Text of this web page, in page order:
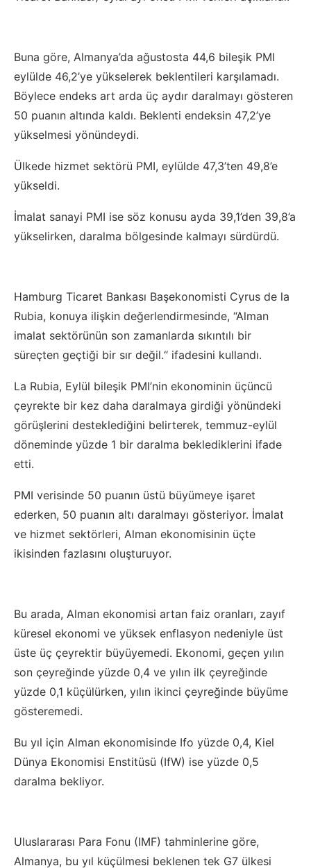
Buna göre, Almanya’da ağustosta 44,6 bileşik PMI
eylülde 46,2’ye yükselerek beklentileri karşılamadı.
Böylece endeks art arda üç aydır daralmayı gösteren
50 puanın altında kaldı. Beklenti endeksin 47,2’ye
yükselmesi yönündeydi.
Ülkede hizmet sektörü PMI, eylülde 47,3’ten 49,8’e
yükseldi.
İmalat sanayi PMI ise söz konusu ayda 39,1’den 39,8’a
yükselirken, daralma bölgesinde kalmayı sürdürdü.
Hamburg Ticaret Bankası Başekonomisti Cyrus de la
Rubia, konuya ilişkin değerlendirmesinde, “Alman
imalat sektörünün son zamanlarda sıkıntılı bir
süreçten geçtiği bir sır değil.“ ifadesini kullandı.
La Rubia, Eylül bileşik PMI’nin ekonominin üçüncü
çeyrekte bir kez daha daralmaya girdiği yönündeki
görüşlerini desteklediğini belirterek, temmuz-eylül
döneminde yüzde 1 bir daralma beklediklerini ifade
etti.
PMI verisinde 50 puanın üstü büyümeye işaret
ederken, 50 puanın altı daralmayı gösteriyor. İmalat
ve hizmet sektörleri, Alman ekonomisinin üçte
ikisinden fazlasını oluşturuyor.
Bu arada, Alman ekonomisi artan faiz oranları, zayıf
küresel ekonomi ve yüksek enflasyon nedeniyle üst
üste üç çeyrektir büyüyemedi. Ekonomi, geçen yılın
son çeyreğinde yüzde 0,4 ve yılın ilk çeyreğinde
yüzde 0,1 küçülürken, yılın ikinci çeyreğinde büyüme
gösteremedi.
Bu yıl için Alman ekonomisinde Ifo yüzde 0,4, Kiel
Dünya Ekonomisi Enstitüsü (IfW) ise yüzde 0,5
daralma bekliyor.
Uluslararası Para Fonu (IMF) tahminlerine göre,
Almanya, bu yıl küçülmesi beklenen tek G7 ülkesi